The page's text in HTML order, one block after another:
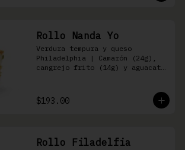
Rollo Nanda Yo
Verdura tempura y queso
Philadelphia | Camarón (24g),
cangrejo frito (14g) y aguacate
$193.00
Rollo Filadelfia